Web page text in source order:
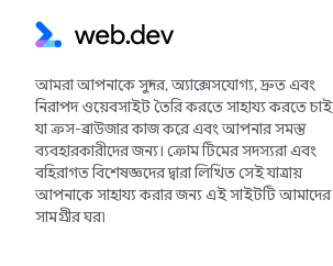
আমরা আপনাকে সুন্দর, অ্যাক্সেসযোগ্য, দ্রুত এবং
নিরাপদ ওয়েবসাইট তৈরি করতে সাহায্য করতে চাই
যা ক্রস-ব্রাউজার কাজ করে এবং আপনার সমস্ত
ব্যবহারকারীদের জন্য। ক্রোম টিমের সদস্যরা এবং
বহিরাগত বিশেষজ্ঞদের দ্বারা লিখিত সেই যাত্রায়
আপনাকে সাহায্য করার জন্য এই সাইটটি আমাদের
সামগ্রীর ঘর৷